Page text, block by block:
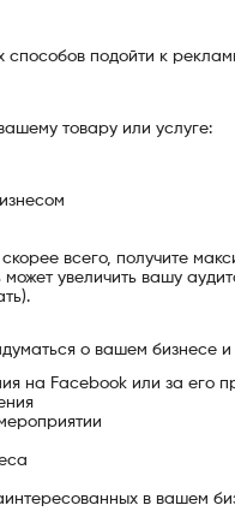
способов подойти к
товару или услуге:
всего, получите
увеличить вашу
о вашем бизнесе
на Facebook или за его
в вашем